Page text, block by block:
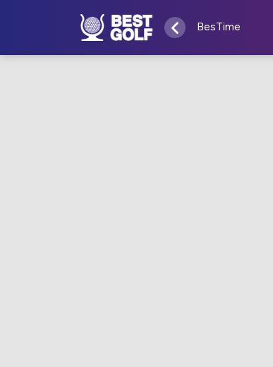
BesTime